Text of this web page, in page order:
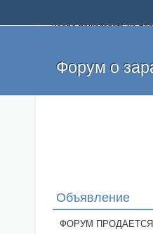
Добро пожаловать на
и оставлять свои
легкие деньги без
Форум о
Объявление
ФОРУМ ПРОДАЕТСЯ!